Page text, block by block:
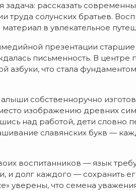
задача: рассказать
труда солунских братьев.
в увлекательное
презентации
письменность. В центре
азбуки, что стала
собственноручно
изображению древних
над работой, дети словно
славянских букв —
воспитанников — язык
долг каждого — сохранить
уверены, что семена